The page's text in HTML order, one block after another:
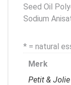
Seed Oil
Sodium
* = natural
Merk
Petit & Jolie